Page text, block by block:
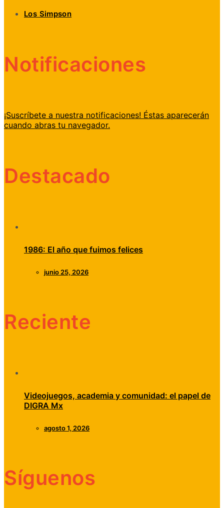
Los Simpson
Notificaciones
¡Suscríbete a nuestra notificaciones! Éstas aparecerán
cuando abras tu navegador.
Destacado
1986: El año que fuimos felices
junio 25, 2026
Reciente
Videojuegos, academia y comunidad: el papel de
DIGRA Mx
agosto 1, 2026
Síguenos